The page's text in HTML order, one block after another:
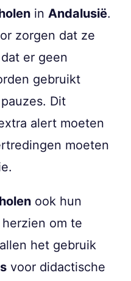
in Andalusië.
zorgen dat ze
er geen
gebruikt
Dit
alert moeten
moeten
ook hun
om te
het gebruik
voor didactische